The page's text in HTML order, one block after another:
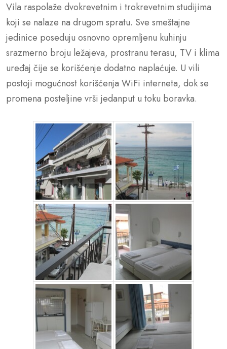
Vila raspolaže dvokrevetnim i trokrevetnim studijima
koji se nalaze na drugom spratu. Sve smeštajne
jedinice poseduju osnovno opremljenu kuhinju
srazmerno broju ležajeva, prostranu terasu, TV i klima
uređaj čije se korišćenje dodatno naplaćuje. U vili
postoji mogućnost korišćenja WiFi interneta, dok se
promena posteljine vrši jedanput u toku boravka.